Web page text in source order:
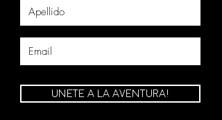
UNETE A LA AVENTURA!